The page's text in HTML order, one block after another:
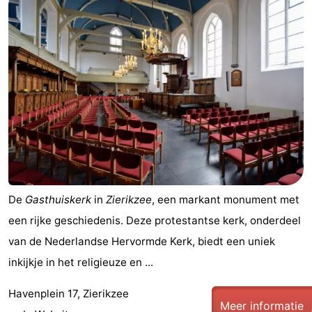
Zuid-
Holland
-
Leiden
Bollenstreek
-
Natuur
Hollands
-
Noordwijk
-
Scheveningen
-
De Gasthuiskerk in Zierikzee, een markant monument met
een rijke geschiedenis. Deze protestantse kerk, onderdeel
van de Nederlandse Hervormde Kerk, biedt een uniek
inkijkje in het religieuze en ...
Havenplein 17, Zierikzee
Meer informatie